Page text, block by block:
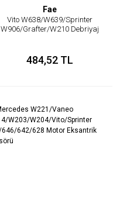
Fae
Vito W638/W639/Sprinter
W906/Grafter/W210 Debriyaj
484,52 TL